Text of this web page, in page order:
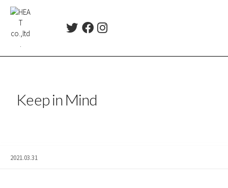
ツ
t
F
e
k
t
Keep in Mind
2021.03.31